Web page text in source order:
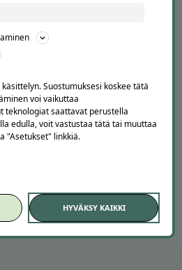
Suostumuksesi koskee tätä
voi vaikuttaa
teknologiat saattavat perustella
edulla, voit vastustaa tätä tai muuttaa
"Asetukset" linkkiä.
HYVÄKSY KAIKKI